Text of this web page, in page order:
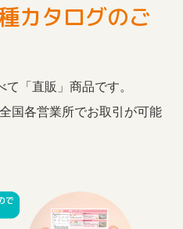
カタログのご
「直販」商品です。
国各営業所でお取引が可能